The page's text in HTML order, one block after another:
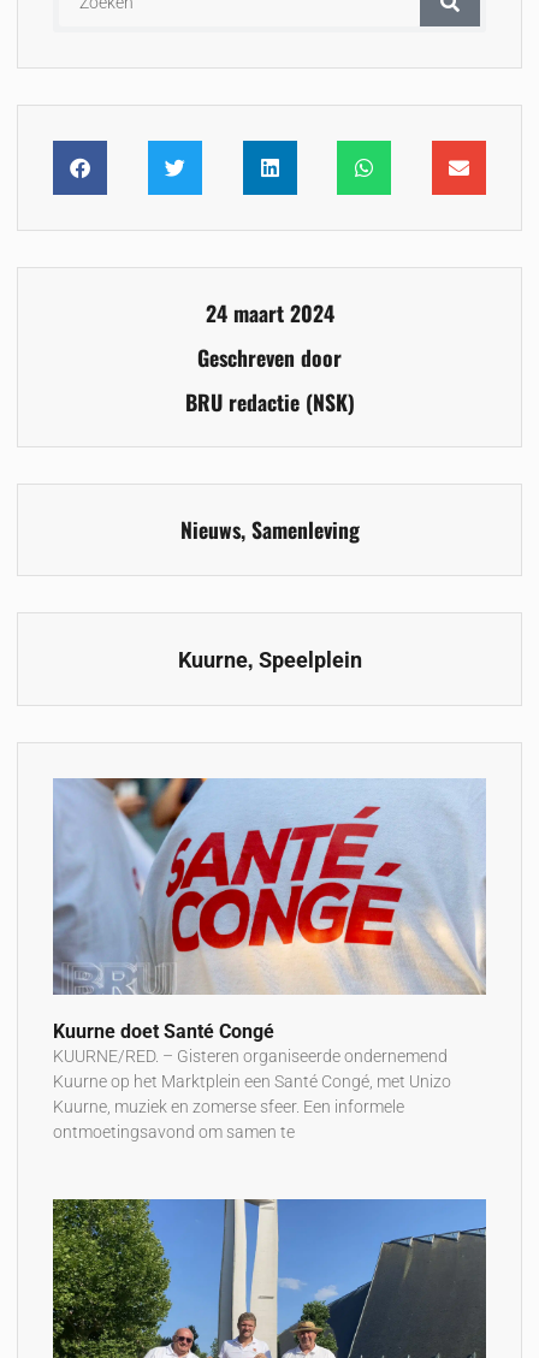
24 maart 2024
Geschreven door
BRU redactie (NSK)
Nieuws,Samenleving
Kuurne, Speelplein
Kuurne doet Santé Congé
KUURNE/RED. – Gisteren organiseerde ondernemend
Kuurne op het Marktplein een Santé Congé, met Unizo
Kuurne, muziek en zomerse sfeer. Een informele
ontmoetingsavond om samen te